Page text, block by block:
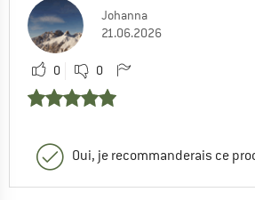
Johanna
21.06.2026
0 0
Oui, je recommanderais ce